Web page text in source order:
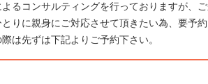
るコンサルティングを行っておりますが、
りに親身にご対応させて頂きたい為、要予約
は先ずは下記よりご予約下さい。